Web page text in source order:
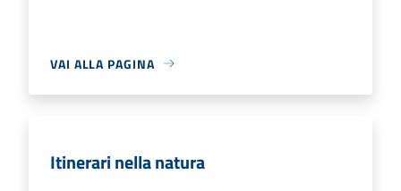
VAI ALLA PAGINA
Itinerari nella natura